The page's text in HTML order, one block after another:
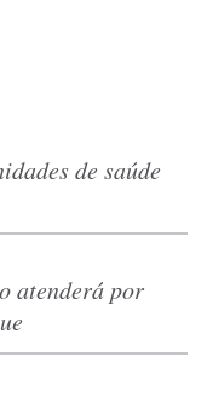
de saúde
atenderá por